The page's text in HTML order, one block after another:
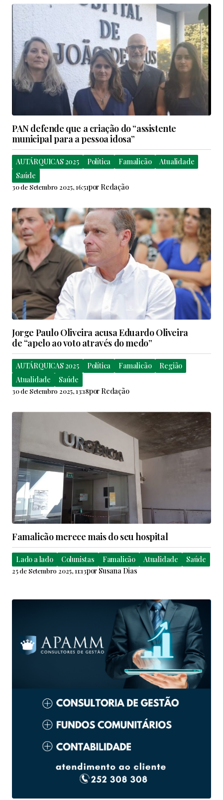
PAN defende que a criação do “assistente
municipal para a pessoa idosa”
AUTÁRQUICAS 2025 Política Famalicão
Atualidade
Saúde
30 de Setembro 2025, 16:51por Redação
Jorge Paulo Oliveira acusa Eduardo Oliveira
de “apelo ao voto através do medo”
AUTÁRQUICAS 2025 Política Famalicão
Região
Atualidade
Saúde
30 de Setembro 2025, 13:18por Redação
Famalicão merece mais do seu hospital
Lado a lado Colunistas Famalicão Atualidade Saúde
25 de Setembro 2025, 11:13por Susana Dias